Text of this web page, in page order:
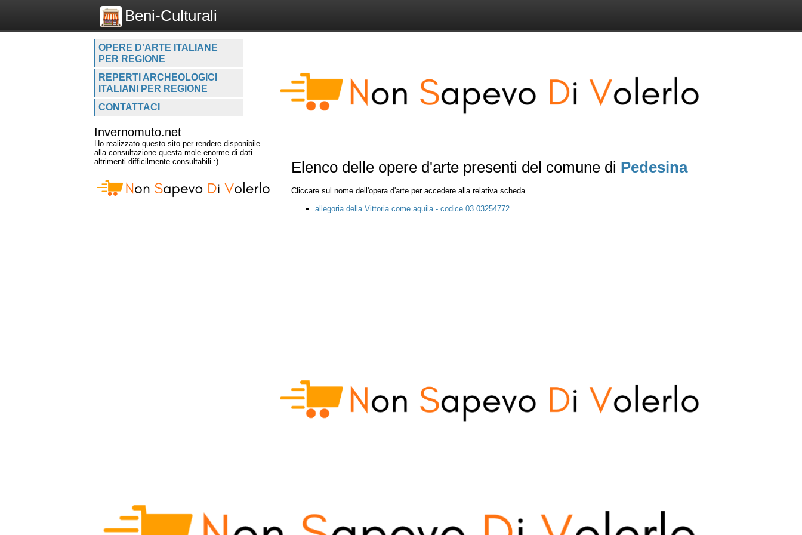
Beni-Culturali
OPERE D'ARTE ITALIANE
PER REGIONE
REPERTI ARCHEOLOGICI
ITALIANI PER REGIONE
CONTATTACI
Invernomuto.net
Ho realizzato questo sito per rendere disponibile
alla consultazione questa mole enorme di dati
altrimenti difficilmente consultabili :)
Elenco delle opere d'arte presenti del comune di Pedesina
Cliccare sul nome dell'opera d'arte per accedere alla relativa scheda
allegoria della Vittoria come aquila - codice 03 03254772